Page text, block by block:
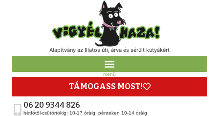
Alapítvány az Illatos úti, árva és sérült kutyákért
menü
TÁMOGASS MOST!
06 20 9344 826
hétfőtől-csütörtökig: 10-17 óráig, pénteken 10-14 óráig